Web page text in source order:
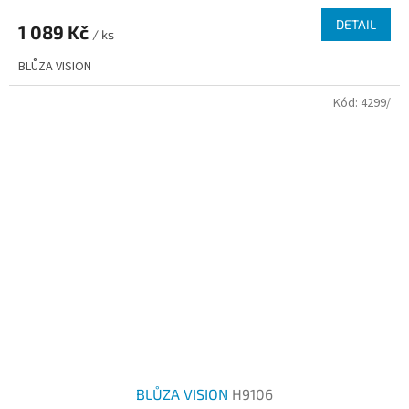
1 089 Kč / ks
DETAIL
BLŮZA VISION
BLŮZA VISION H9106
Kód: 4299/